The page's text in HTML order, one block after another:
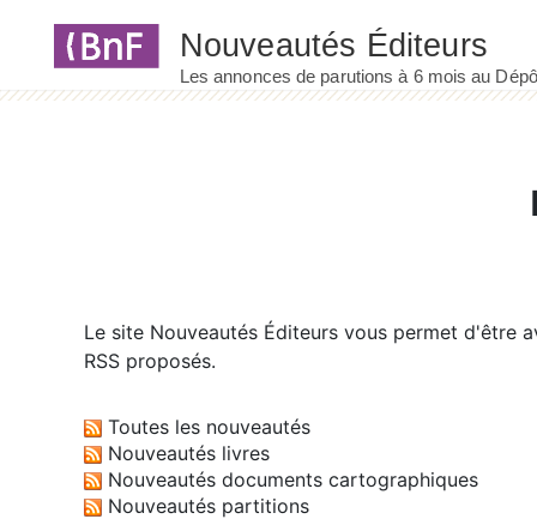
Le site Nouveautés Éditeurs vous permet d'être
RSS proposés.
Toutes les nouveautés
Nouveautés livres
Nouveautés documents cartographiques
Nouveautés partitions